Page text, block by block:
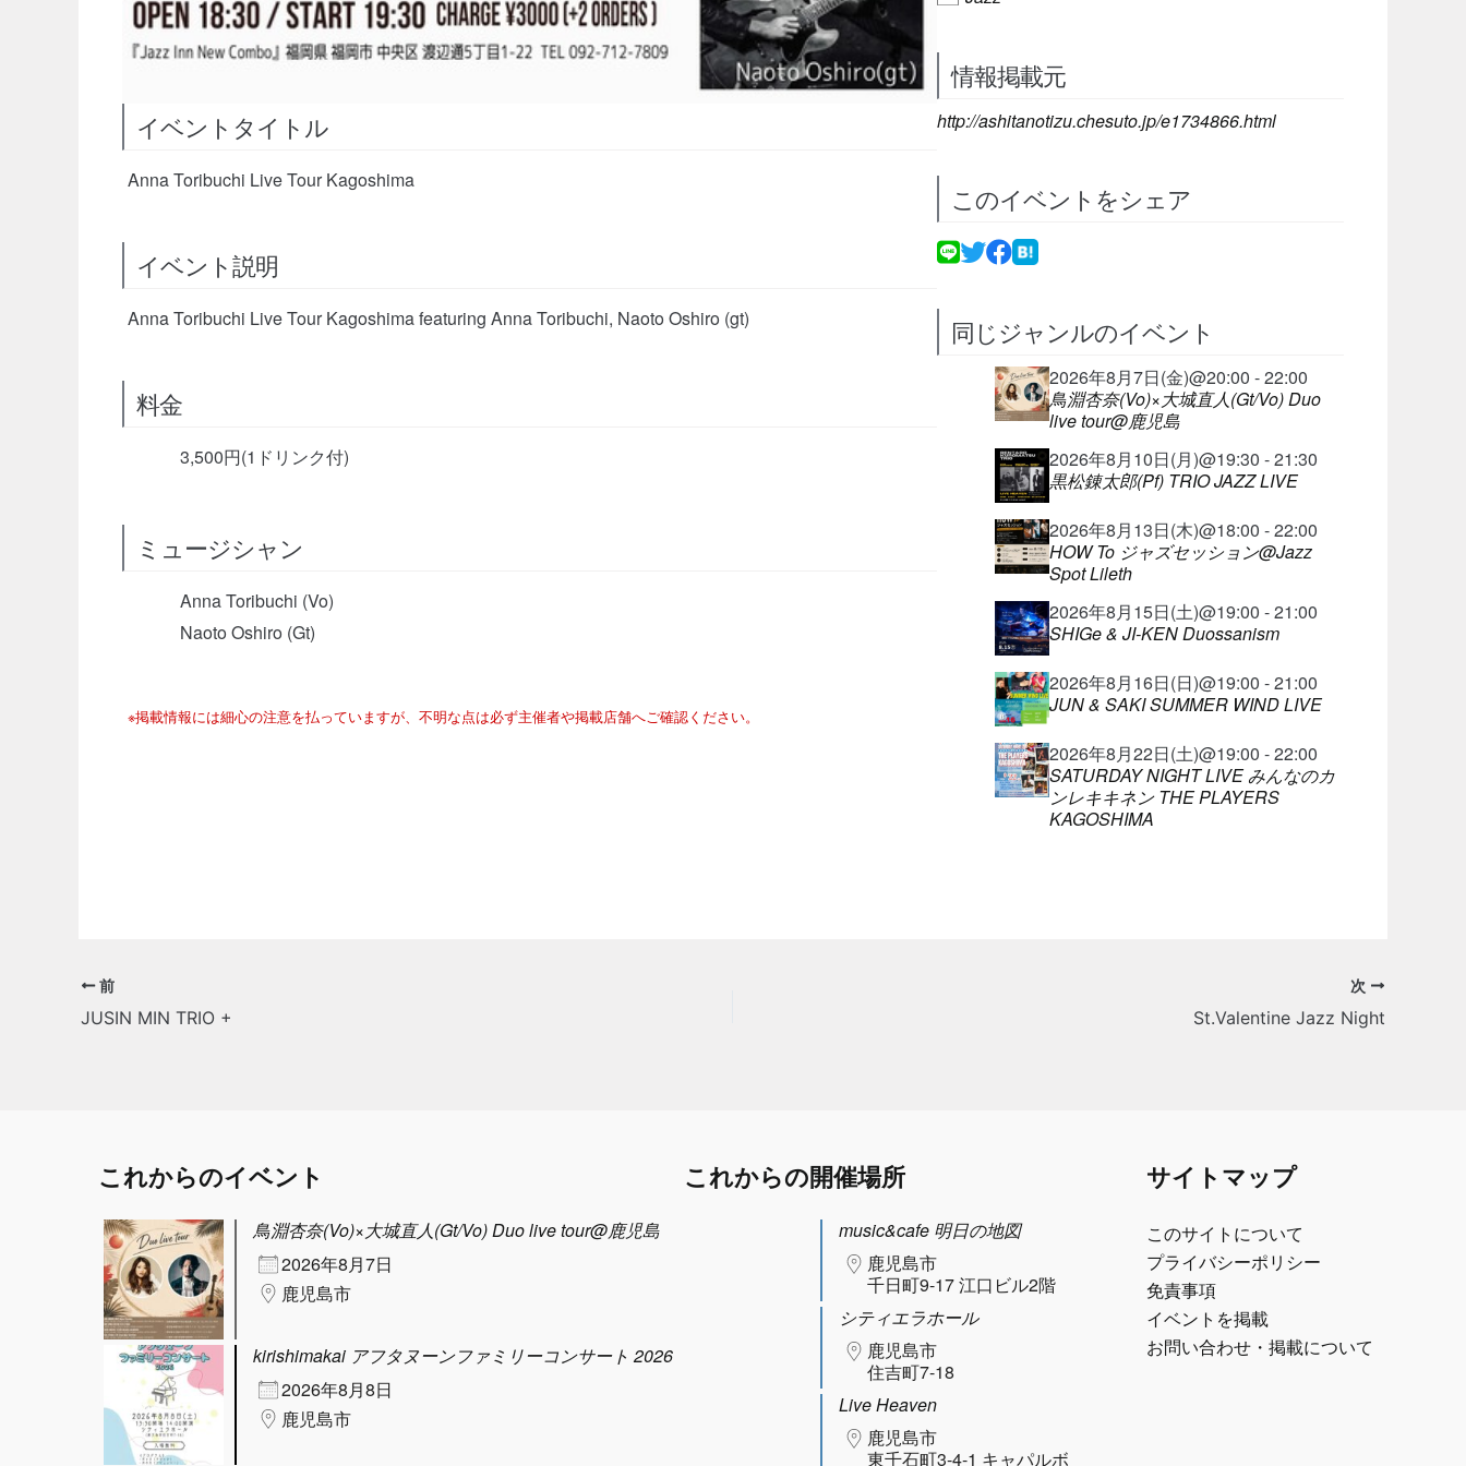
イベントタイトル
Anna Toribuchi Live Tour Kagoshima
イベント説明
Anna Toribuchi Live Tour Kagoshima featuring Anna Toribuchi, Naoto Oshiro (gt)
料金
3,500円(1ドリンク付)
ミュージシャン
Anna Toribuchi (Vo)
Naoto Oshiro (Gt)
※掲載情報には細心の注意を払っていますが、不明な点は必ず主催者や掲載店舗へご確認ください。
情報掲載元
http://ashitanotizu.chesuto.jp/e1734866.html
このイベントをシェア
同じジャンルのイベント
2026年8月7日(金)@20:00 - 22:00
鳥淵杏奈(Vo)×大城直人(Gt/Vo) Duo
live tour@鹿児島
2026年8月10日(月)@19:30 - 21:30
黒松錬太郎(Pf) TRIO JAZZ LIVE
2026年8月13日(木)@18:00 - 22:00
HOW To ジャズセッション@Jazz
Spot Lileth
2026年8月15日(土)@19:00 - 21:00
SHIGe & JI-KEN Duossanism
2026年8月16日(日)@19:00 - 21:00
JUN & SAKI SUMMER WIND LIVE
2026年8月22日(土)@19:00 - 22:00
SATURDAY NIGHT LIVE みんなのカ
ンレキキネン THE PLAYERS
KAGOSHIMA
前
JUSIN MIN TRIO +
次
St.Valentine Jazz Night
これからのイベント
鳥淵杏奈(Vo)×大城直人(Gt/Vo) Duo live tour@鹿児島
2026年8月7日
鹿児島市
kirishimakai アフタヌーンファミリーコンサート 2026
2026年8月8日
鹿児島市
これからの開催場所
music&cafe 明日の地図
鹿児島市
千日町9-17 江口ビル2階
シティエラホール
鹿児島市
住吉町7-18
Live Heaven
鹿児島市
東千石町3-4-1 キャパルボ
サイトマップ
このサイトについて
プライバシーポリシー
免責事項
イベントを掲載
お問い合わせ・掲載について